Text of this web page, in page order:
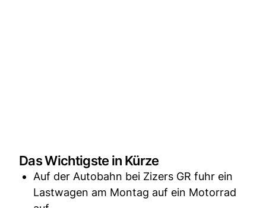
Das Wichtigste in Kürze
Auf der Autobahn bei Zizers GR fuhr ein
Lastwagen am Montag auf ein Motorrad